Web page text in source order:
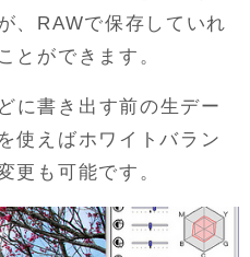
、RAWで保存していれ
とができます。
に書き出す前の生デー
使えばホワイトバラン
更も可能です。